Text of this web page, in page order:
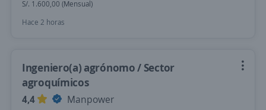
S/. 1.600,00 (Mensual)
Hace 2 horas
Ingeniero(a) agrónomo / Sector
agroquímicos
4,4
Manpower